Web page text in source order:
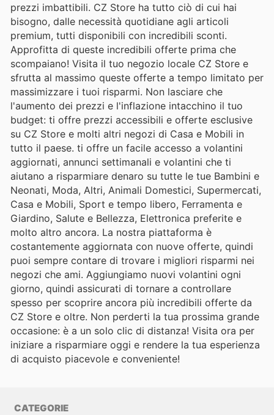
prezzi imbattibili. CZ Store ha tutto ciò di cui hai
bisogno, dalle necessità quotidiane agli articoli
premium, tutti disponibili con incredibili sconti.
Approfitta di queste incredibili offerte prima che
scompaiano! Visita il tuo negozio locale CZ Store e
sfrutta al massimo queste offerte a tempo limitato per
massimizzare i tuoi risparmi. Non lasciare che
l'aumento dei prezzi e l'inflazione intacchino il tuo
budget: ti offre prezzi accessibili e offerte esclusive
su CZ Store e molti altri negozi di Casa e Mobili in
tutto il paese. ti offre un facile accesso a volantini
aggiornati, annunci settimanali e volantini che ti
aiutano a risparmiare denaro su tutte le tue Bambini e
Neonati, Moda, Altri, Animali Domestici, Supermercati,
Casa e Mobili, Sport e tempo libero, Ferramenta e
Giardino, Salute e Bellezza, Elettronica preferite e
molto altro ancora. La nostra piattaforma è
costantemente aggiornata con nuove offerte, quindi
puoi sempre contare di trovare i migliori risparmi nei
negozi che ami. Aggiungiamo nuovi volantini ogni
giorno, quindi assicurati di tornare a controllare
spesso per scoprire ancora più incredibili offerte da
CZ Store e oltre. Non perderti la tua prossima grande
occasione: è a un solo clic di distanza! Visita ora per
iniziare a risparmiare oggi e rendere la tua esperienza
di acquisto piacevole e conveniente!
CATEGORIE